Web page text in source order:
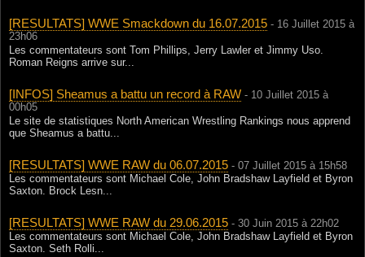
[RESULTATS] WWE Smackdown du 16.07.2015 - 16 Juillet 2015 à
23h06
Les commentateurs sont Tom Phillips, Jerry Lawler et Jimmy Uso.
Roman Reigns arrive sur...
[INFOS] Sheamus a battu un record à RAW - 10 Juillet 2015 à
00h05
Le site de statistiques North American Wrestling Rankings nous apprend
que Sheamus a battu...
[RESULTATS] WWE RAW du 06.07.2015 - 07 Juillet 2015 à 15h58
Les commentateurs sont Michael Cole, John Bradshaw Layfield et Byron
Saxton. Brock Lesn...
[RESULTATS] WWE RAW du 29.06.2015 - 30 Juin 2015 à 22h02
Les commentateurs sont Michael Cole, John Bradshaw Layfield et Byron
Saxton. Seth Rolli...